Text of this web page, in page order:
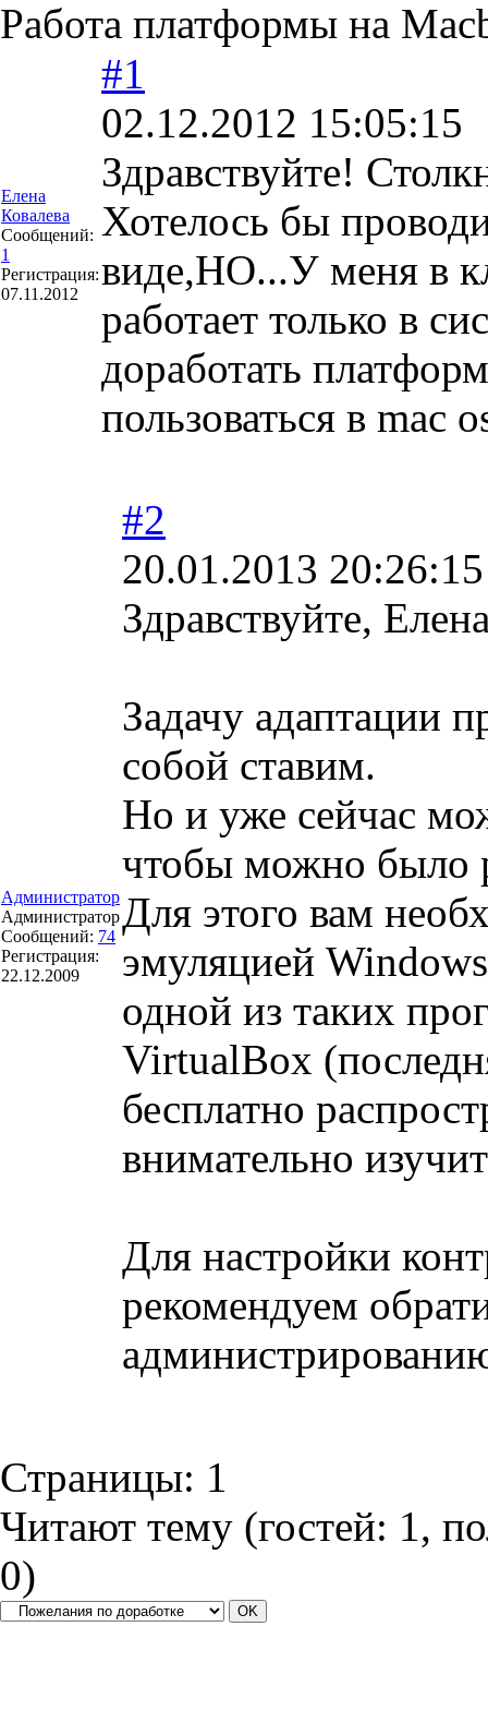
Работа платформы на
Елена
Ковалева
Сообщений:
1
Регистрация:
07.11.2012
#1
02.12.2012 15:05:15
Здравствуйте!
Хотелось бы
виде,НО...У меня в
работает только в
доработать
пользоваться в mac
Администратор
Администратор
Сообщений: 74
Регистрация:
22.12.2009
#2
20.01.2013 20:26:15
Здравствуйте,
Задачу адаптации
собой ставим.
Но и уже сейчас
чтобы можно было
Для этого вам
эмуляцией
одной из таких
VirtualBox
бесплатно
внимательно
Для настройки
рекомендуем
Страницы: 1
Читают тему (гостей: 1,
0)